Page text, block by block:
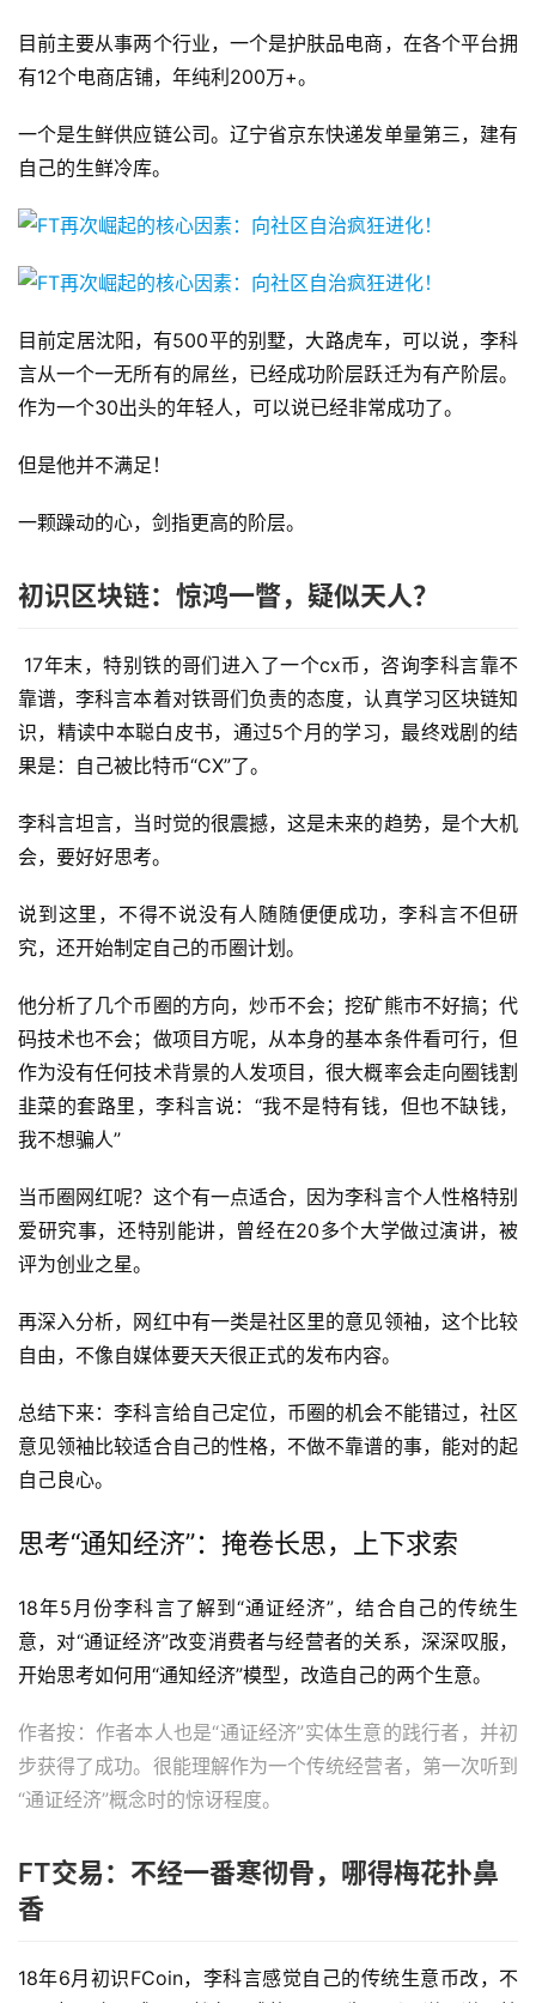
目前主要从事两个行业，一个是护肤品电商，在各个平台拥
有12个电商店铺，年纯利200万+。
一个是生鲜供应链公司。辽宁省京东快递发单量第三，建有
自己的生鲜冷库。
目前定居沈阳，有500平的别墅，大路虎车，可以说，李科
言从一个一无所有的屌丝，已经成功阶层跃迁为有产阶层。
作为一个30出头的年轻人，可以说已经非常成功了。
但是他并不满足！
一颗躁动的心，剑指更高的阶层。
初识区块链：惊鸿一瞥，疑似天人？
17年末，特别铁的哥们进入了一个cx币，咨询李科言靠不
靠谱，李科言本着对铁哥们负责的态度，认真学习区块链知
识，精读中本聪白皮书，通过5个月的学习，最终戏剧的结
果是：自己被比特币“CX”了。
李科言坦言，当时觉的很震撼，这是未来的趋势，是个大机
会，要好好思考。
说到这里，不得不说没有人随随便便成功，李科言不但研
究，还开始制定自己的币圈计划。
他分析了几个币圈的方向，炒币不会；挖矿熊市不好搞；代
码技术也不会；做项目方呢，从本身的基本条件看可行，但
作为没有任何技术背景的人发项目，很大概率会走向圈钱割
韭菜的套路里，李科言说：“我不是特有钱，但也不缺钱，
我不想骗人”
当币圈网红呢？这个有一点适合，因为李科言个人性格特别
爱研究事，还特别能讲，曾经在20多个大学做过演讲，被
评为创业之星。
再深入分析，网红中有一类是社区里的意见领袖，这个比较
自由，不像自媒体要天天很正式的发布内容。
总结下来：李科言给自己定位，币圈的机会不能错过，社区
意见领袖比较适合自己的性格，不做不靠谱的事，能对的起
自己良心。
思考“通知经济”：掩卷长思，上下求索
18年5月份李科言了解到“通证经济”，结合自己的传统生
意，对“通证经济”改变消费者与经营者的关系，深深叹服，
开始思考如何用“通知经济”模型，改造自己的两个生意。
作者按：作者本人也是“通证经济”实体生意的践行者，并初
步获得了成功。很能理解作为一个传统经营者，第一次听到
“通证经济”概念时的惊讶程度。
FT交易：不经一番寒彻骨，哪得梅花扑鼻
香
18年6月初识FCoin，李科言感觉自己的传统生意币改，不